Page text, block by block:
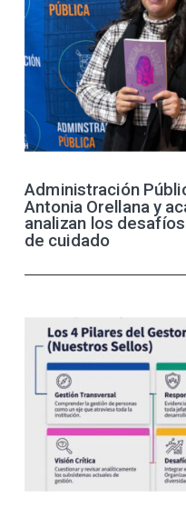
Administración
Antonia Orellana y
analizan los
de cuidado